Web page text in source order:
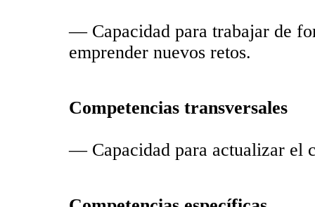
— Capacidad para trabajar de
emprender nuevos retos.
Competencias transversales
— Capacidad para actualizar el